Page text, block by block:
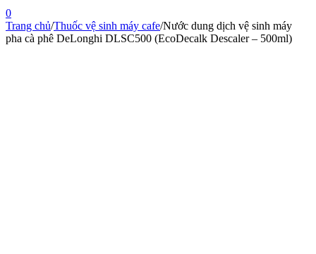
0
Trang chủ/Thuốc vệ sinh máy cafe/Nước dung dịch vệ sinh máy
pha cà phê DeLonghi DLSC500 (EcoDecalk Descaler – 500ml)